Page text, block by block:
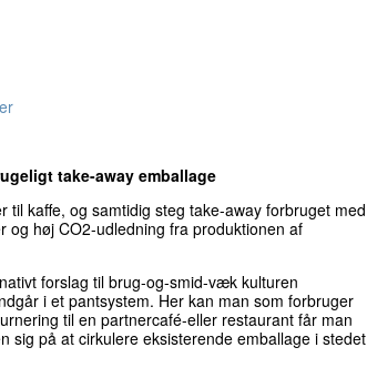
take-away emballage
kaffe, og samtidig steg take-away forbruget med
høj CO2-udledning fra produktionen af
forslag til brug-og-smid-væk kulturen
i et pantsystem. Her kan man som forbruger
til en partnercafé-eller restaurant får man
sig på at cirkulere eksisterende emballage i stedet